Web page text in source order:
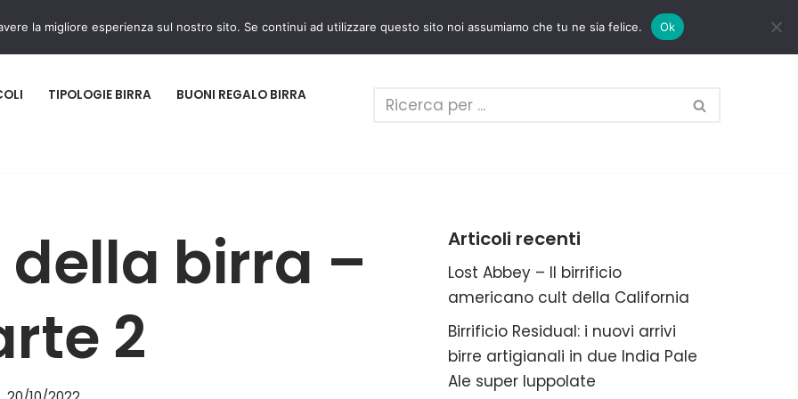
TIPOLOGIE BIRRA
BUONI REGALO BIRRA
birra –
2
Articoli recenti
Lost Abbey – Il birrificio
americano cult della California
Birrificio Residual: i nuovi arrivi
birre artigianali in due India Pale
Ale super luppolate
la migliore esperienza sul nostro sito. Se continui ad utilizzare questo sito noi assumiamo che tu ne sia felice. Ok